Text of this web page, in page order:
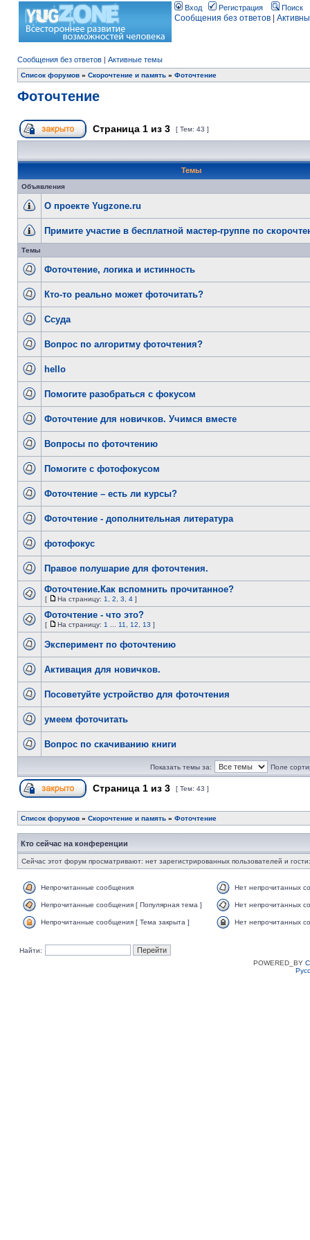
Вход Регистрация Поиск
Сообщения без ответов
Сообщения без ответов | Активные темы
Список форумов » Скорочтение и память » Фоточтение
Фоточтение
Страница 1 из 3 [ Тем: 43 ]
Темы
Объявления
О проекте Yugzone.ru
Примите участие в бесплатной мастер-группе по
Темы
Фоточтение, логика и истинность
Кто-то реально может фоточитать?
Ссуда
Вопрос по алгоритму фоточтения?
hello
Помогите разобраться с фокусом
Фоточтение для новичков. Учимся вместе
Вопросы по фоточтению
Помогите с фотофокусом
Фоточтение – есть ли курсы?
Фоточтение - дополнительная литература
фотофокус
Правое полушарие для фоточтения.
Фоточтение.Как вспомнить прочитанное?
[ На страницу: 1 2 3 4 ]
Фоточтение - что это?
[ На страницу: 1 11 12 13 ]
Эксперимент по фоточтению
Активация для новичков.
Посоветуйте устройство для фоточтения
умеем фоточитать
Вопрос по скачиванию книги
Показать темы за: Поле
Страница 1 из 3 [ Тем: 43 ]
Список форумов » Скорочтение и память » Фоточтение
Кто сейчас на конференции
Сейчас этот форум просматривают: нет зарегистрированных пользователей и
Непрочитанные сообщения Нет непрочитанных
Непрочитанные сообщения [ Популярная тема ] Нет непрочитанных
Непрочитанные сообщения [ Тема закрыта ] Нет непрочитанных
Найти:
POWERED_BY